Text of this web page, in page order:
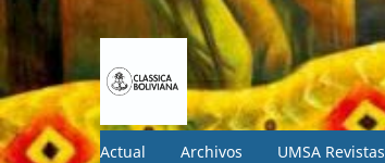
Actual Archivos UMSA Revistas